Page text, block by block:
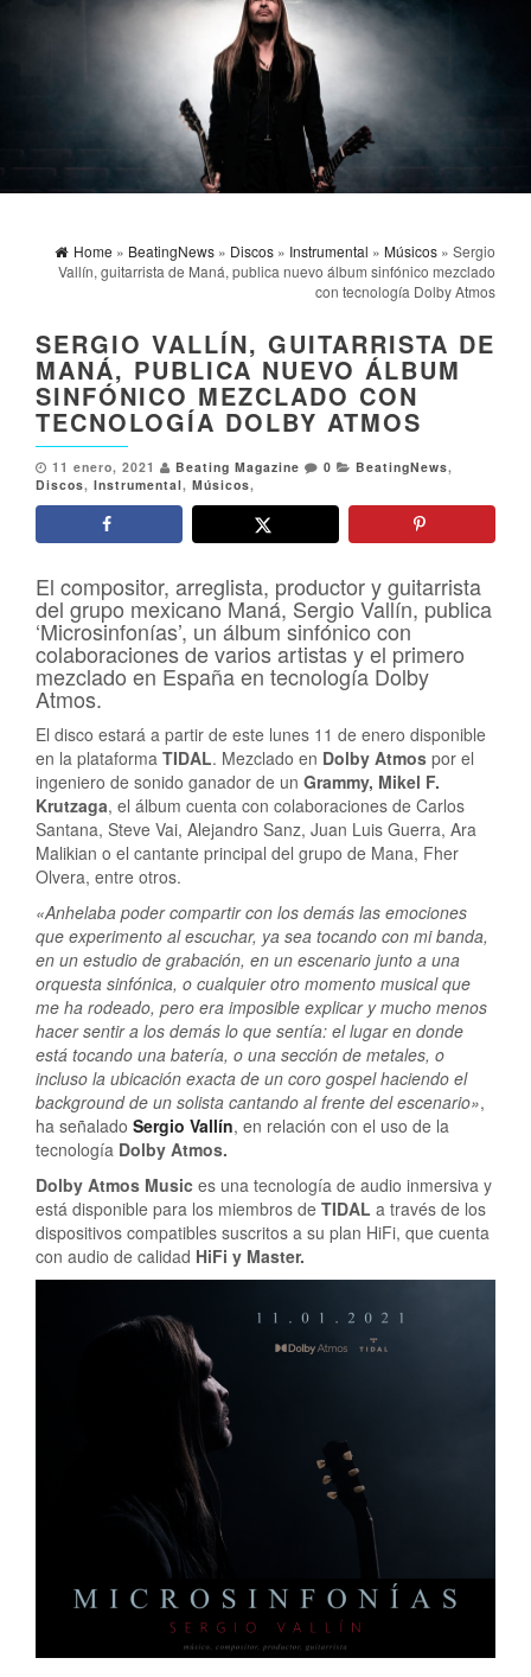
Home » BeatingNews » Discos » Instrumental » Músicos » Sergio
Vallín, guitarrista de Maná, publica nuevo álbum sinfónico mezclado
con tecnología Dolby Atmos
SERGIO VALLÍN, GUITARRISTA DE
MANÁ, PUBLICA NUEVO ÁLBUM
SINFÓNICO MEZCLADO CON
TECNOLOGÍA DOLBY ATMOS
11 enero, 2021 Beating Magazine 0 BeatingNews,
Discos, Instrumental, Músicos,
El compositor, arreglista, productor y guitarrista
del grupo mexicano Maná, Sergio Vallín, publica
‘Microsinfonías’, un álbum sinfónico con
colaboraciones de varios artistas y el primero
mezclado en España en tecnología Dolby
Atmos.
El disco estará a partir de este lunes 11 de enero disponible
en la plataforma TIDAL. Mezclado en Dolby Atmos por el
ingeniero de sonido ganador de un Grammy, Mikel F.
Krutzaga, el álbum cuenta con colaboraciones de Carlos
Santana, Steve Vai, Alejandro Sanz, Juan Luis Guerra, Ara
Malikian o el cantante principal del grupo de Mana, Fher
Olvera, entre otros.
«Anhelaba poder compartir con los demás las emociones
que experimento al escuchar, ya sea tocando con mi banda,
en un estudio de grabación, en un escenario junto a una
orquesta sinfónica, o cualquier otro momento musical que
me ha rodeado, pero era imposible explicar y mucho menos
hacer sentir a los demás lo que sentía: el lugar en donde
está tocando una batería, o una sección de metales, o
incluso la ubicación exacta de un coro gospel haciendo el
background de un solista cantando al frente del escenario»,
ha señalado Sergio Vallín, en relación con el uso de la
tecnología Dolby Atmos.
Dolby Atmos Music es una tecnología de audio inmersiva y
está disponible para los miembros de TIDAL a través de los
dispositivos compatibles suscritos a su plan HiFi, que cuenta
con audio de calidad HiFi y Master.